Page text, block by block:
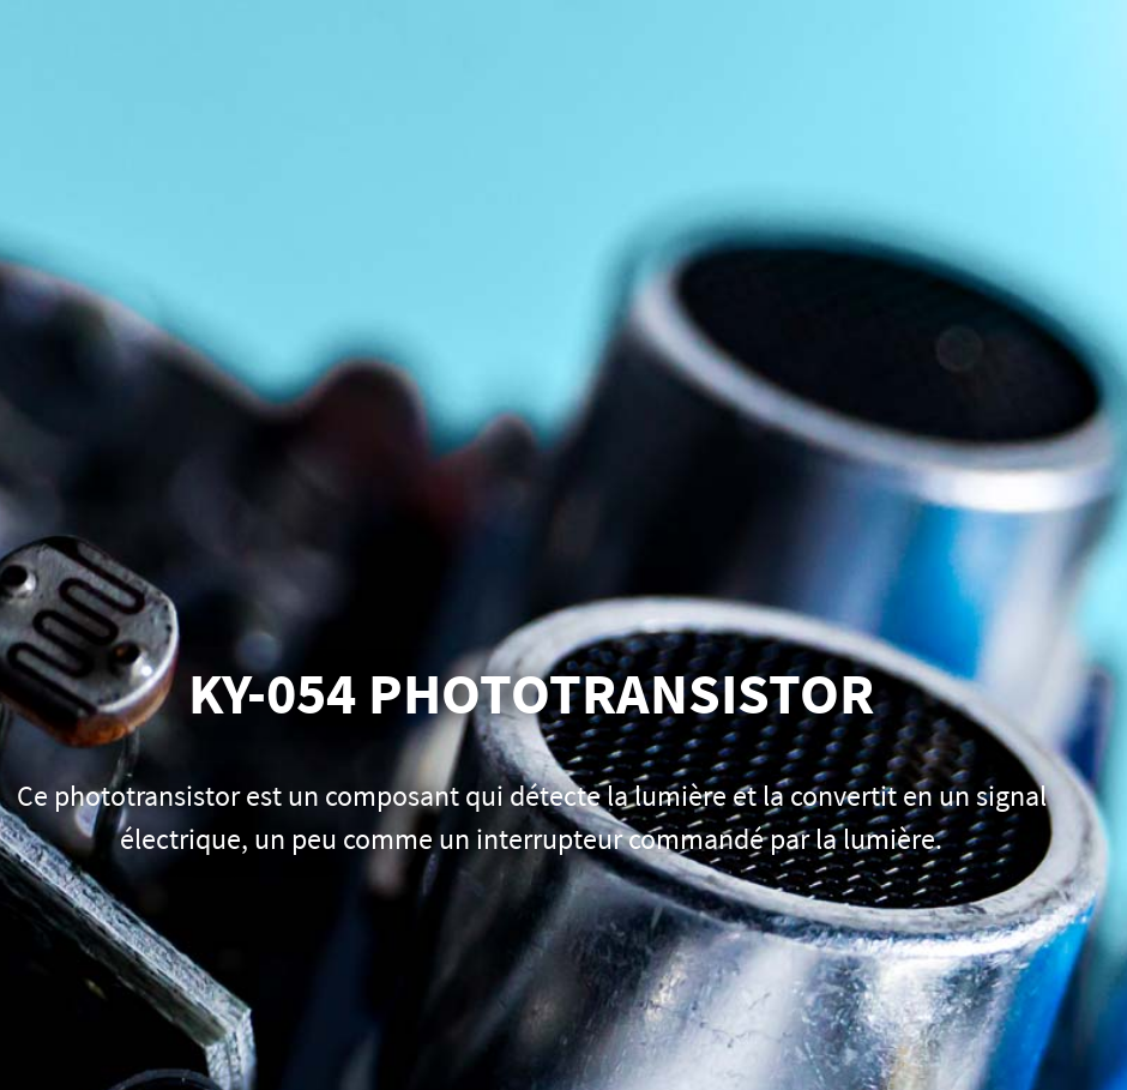
KY-054 PHOTOTRANSISTOR
Ce phototransistor est un composant qui détecte la lumière et la convertit en un signal
électrique, un peu comme un interrupteur commandé par la lumière.